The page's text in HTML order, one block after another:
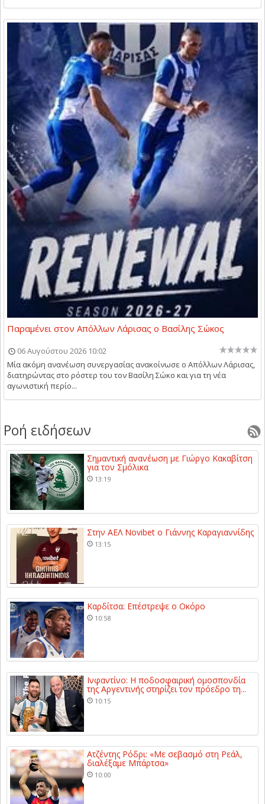
Παραμένει στον Απόλλων Λάρισας ο Βασίλης Σώκος
06 Αυγούστου 2026 10:02
Μία ακόμη ανανέωση συνεργασίας ανακοίνωσε ο Απόλλων Λάρισας,
διατηρώντας στο ρόστερ του τον Βασίλη Σώκο και για τη νέα
αγωνιστική περίο...
Ροή ειδήσεων
Σημαντική ανανέωση με Γιώργο Κακαβίτση
για τον Σμόλικα
13:19
Στην ΑΕΛ Novibet ο Γιάννης Καραγιαννίδης
13:15
Καρδίτσα: Επέστρεψε ο Οκόρο
10:58
Ινφαντίνο: Η ποδοσφαιρική ομοσπονδία
της Αργεντινής στηρίζει τον πρόεδρο τη...
10:15
Ατζέντης Ρόδρι: «Με σεβασμό στη Ρεάλ,
διαλέξαμε Μπάρτσα»
10:00